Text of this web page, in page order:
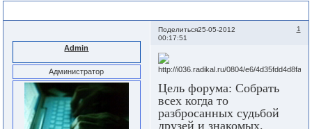
Поделиться 1
25-05-2012
00:17:51
Admin
Администратор
Цель форума: Собрать
всех когда то
разбросанных судьбой
друзей и знакомых.